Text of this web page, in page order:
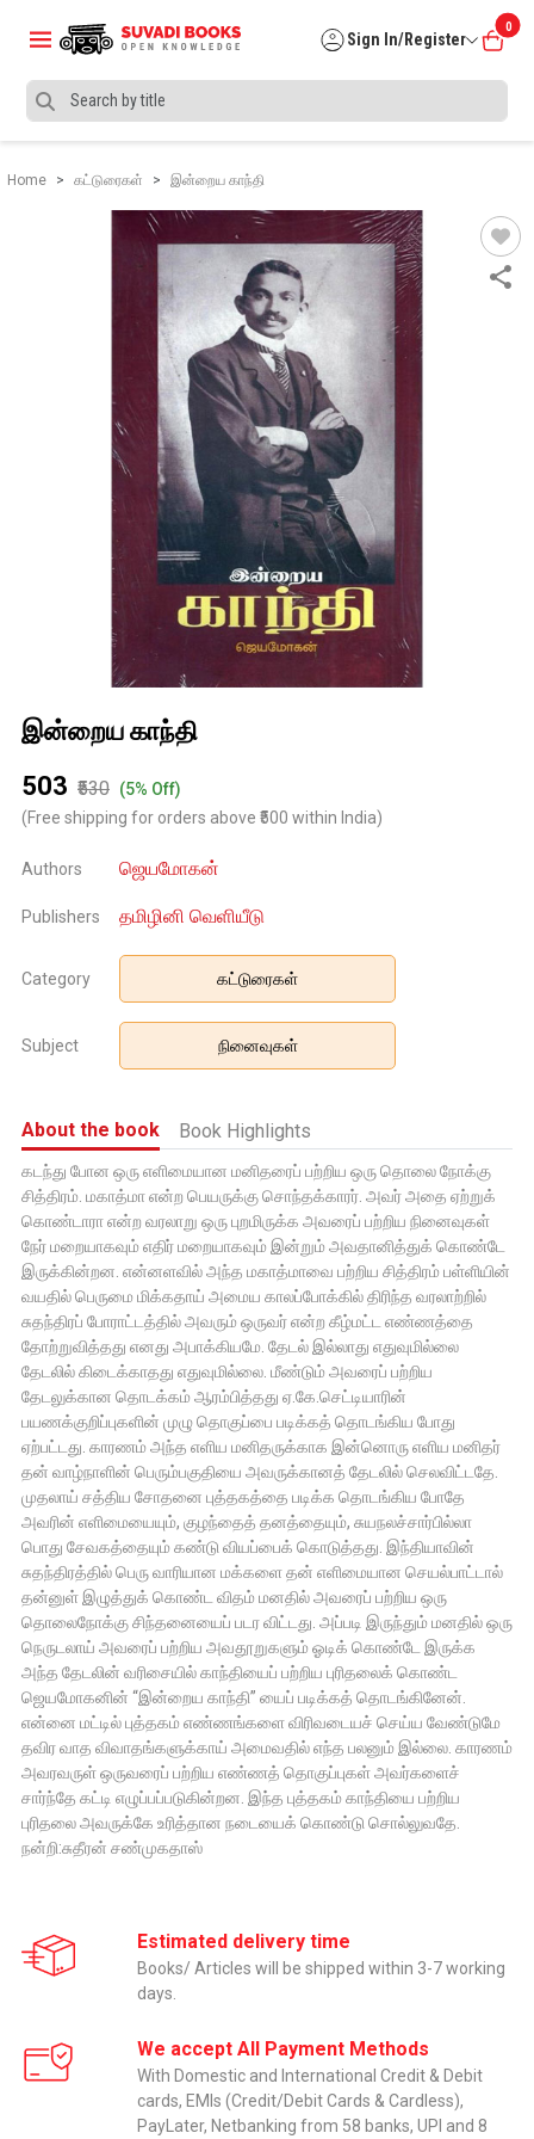
Sign In/Register
0
Home கட்டுரைகள் இன்றைய காந்தி
இன்றைய காந்தி
₹503 ₹530 (5% Off)
(Free shipping for orders above ₹500 within India)
Authors ஜெயமோகன்
Publishers தமிழினி வெளியீடு
Category கட்டுரைகள்
Subject நினைவுகள்
About the book Book Highlights
கடந்து போன ஒரு எளிமையான மனிதரைப் பற்றிய ஒரு தொலை நோக்கு
சித்திரம். மகாத்மா என்ற பெயருக்கு சொந்தக்காரர். அவர் அதை ஏற்றுக்
கொண்டாரா என்ற வரலாறு ஒரு புறமிருக்க அவரைப் பற்றிய நினைவுகள்
நேர் மறையாகவும் எதிர் மறையாகவும் இன்றும் அவதானித்துக் கொண்டே
இருக்கின்றன. என்னளவில் அந்த மகாத்மாவை பற்றிய சித்திரம் பள்ளியின்
வயதில் பெருமை மிக்கதாய் அமைய காலப்போக்கில் திரிந்த வரலாற்றில்
சுதந்திரப் போராட்டத்தில் அவரும் ஒருவர் என்ற கீழ்மட்ட எண்ணத்தை
தோற்றுவித்தது எனது அபாக்கியமே. தேடல் இல்லாது எதுவுமில்லை
தேடலில் கிடைக்காதது எதுவுமில்லை. மீண்டும் அவரைப் பற்றிய
தேடலுக்கான தொடக்கம் ஆரம்பித்தது ஏ.கே.செட்டியாரின்
பயணக்குறிப்புகளின் முழு தொகுப்பை படிக்கத் தொடங்கிய போது
ஏற்பட்டது. காரணம் அந்த எளிய மனிதருக்காக இன்னொரு எளிய மனிதர்
தன் வாழ்நாளின் பெரும்பகுதியை அவருக்கானத் தேடலில் செலவிட்டதே.
முதலாய் சத்திய சோதனை புத்தகத்தை படிக்க தொடங்கிய போதே
அவரின் எளிமையையும், குழந்தைத் தனத்தையும், சுயநலச்சார்பில்லா
பொது சேவகத்தையும் கண்டு வியப்பைக் கொடுத்தது. இந்தியாவின்
சுதந்திரத்தில் பெரு வாரியான மக்களை தன் எளிமையான செயல்பாட்டால்
தன்னுள் இழுத்துக் கொண்ட விதம் மனதில் அவரைப் பற்றிய ஒரு
தொலைநோக்கு சிந்தனையைப் படர விட்டது. அப்படி இருந்தும் மனதில் ஒரு
நெருடலாய் அவரைப் பற்றிய அவதூறுகளும் ஓடிக் கொண்டே இருக்க
அந்த தேடலின் வரிசையில் காந்தியைப் பற்றிய புரிதலைக் கொண்ட
ஜெயமோகனின் “இன்றைய காந்தி” யைப் படிக்கத் தொடங்கினேன்.
என்னை மட்டில் புத்தகம் எண்ணங்களை விரிவடையச் செய்ய வேண்டுமே
தவிர வாத விவாதங்களுக்காய் அமைவதில் எந்த பலனும் இல்லை. காரணம்
அவரவருள் ஒருவரைப் பற்றிய எண்ணத் தொகுப்புகள் அவர்களைச்
சார்ந்தே கட்டி எழுப்பப்படுகின்றன. இந்த புத்தகம் காந்தியை பற்றிய
புரிதலை அவருக்கே உரித்தான நடையைக் கொண்டு சொல்லுவதே.
நன்றி:சுதீரன் சண்முகதாஸ்
Estimated delivery time
Books/ Articles will be shipped within 3-7 working
days.
We accept All Payment Methods
With Domestic and International Credit & Debit
cards, EMIs (Credit/Debit Cards & Cardless),
PayLater, Netbanking from 58 banks, UPI and 8